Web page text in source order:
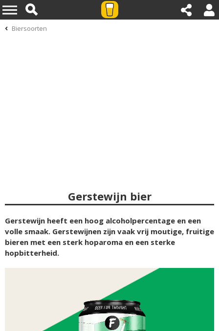
Biersoorten
Gerstewijn bier
Gerstewijn heeft een hoog alcoholpercentage en een
volle smaak. Gerstewijnen zijn vaak vrij moutige, fruitige
bieren met een sterk hoparoma en een sterke
hopbitterheid.